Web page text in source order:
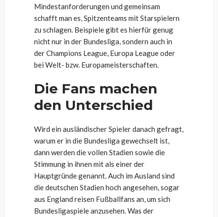
Mindestanforderungen und gemeinsam
schafft man es, Spitzenteams mit Starspielern
zu schlagen. Beispiele gibt es hierfür genug
nicht nur in der Bundesliga, sondern auch in
der Champions League, Europa League oder
bei Welt- bzw. Europameisterschaften.
Die Fans machen
den Unterschied
Wird ein ausländischer Spieler danach gefragt,
warum er in die Bundesliga gewechselt ist,
dann werden die vollen Stadien sowie die
Stimmung in ihnen mit als einer der
Hauptgründe genannt. Auch im Ausland sind
die deutschen Stadien hoch angesehen, sogar
aus England reisen Fußballfans an, um sich
Bundesligaspiele anzusehen. Was der